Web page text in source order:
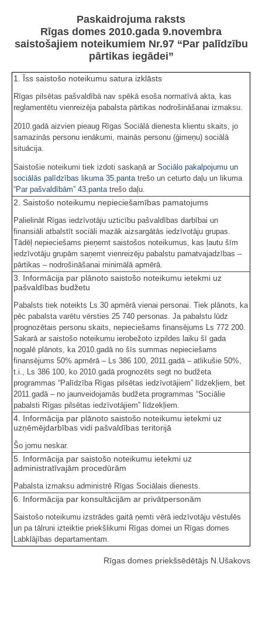
Paskaidrojuma raksts
Rīgas domes 2010.gada 9.novembra
saistošajiem noteikumiem Nr.97 “Par palīdzību
pārtikas iegādei”
1. Īss saistošo noteikumu satura izklāsts
Rīgas pilsētas pašvaldībā nav spēkā esoša normatīvā akta, kas
reglamentētu vienreizēja pabalsta pārtikas nodrošināšanai izmaksu.
2010.gadā aizvien pieaug Rīgas Sociālā dienesta klientu skaits, jo
samazinās personu ienākumi, mainās personu (ģimeņu) sociālā
situācija.
Saistošie noteikumi tiek izdoti saskaņā ar Sociālo pakalpojumu un
sociālās palīdzības likuma 35.panta trešo un ceturto daļu un likuma
“Par pašvaldībām” 43.panta trešo daļu.
2. Saistošo noteikumu nepieciešamības pamatojums
Palielināt Rīgas iedzīvotāju uzticību pašvaldības darbībai un
finansiāli atbalstīt sociāli mazāk aizsargātās iedzīvotāju grupas.
Tādēļ nepieciešams pieņemt saistošos noteikumus, kas ļautu šīm
iedzīvotāju grupām saņemt vienreizēju pabalstu pamatvajadzības –
pārtikas – nodrošināšanai minimālā apmērā.
3. Informācija par plānoto saistošo noteikumu ietekmi uz
pašvaldības budžetu
Pabalsts tiek noteikts Ls 30 apmērā vienai personai. Tiek plānots, ka
pēc pabalsta varētu vērsties 25 740 personas. Ja pabalstu lūdz
prognozētais personu skaits, nepieciešams finansējums Ls 772 200.
Sakarā ar saistošo noteikumu ierobežoto izpildes laiku šī gada
nogalē plānots, ka 2010.gadā no šīs summas nepieciešams
finansējums 50% apmērā – Ls 386 100, 2011.gadā – atlikušie 50%,
t.i., Ls 386 100, ko 2010.gadā prognozēts segt no budžeta
programmas “Palīdzība Rīgas pilsētas iedzīvotājiem” līdzekļiem, bet
2011.gadā – no jaunveidojamās budžeta programmas “Sociālie
pabalsti Rīgas pilsētas iedzīvotājiem” līdzekļiem.
4. Informācija par plānoto saistošo noteikumu ietekmi uz
uzņēmējdarbības vidi pašvaldības teritorijā
Šo jomu neskar.
5. Informācija par saistošo noteikumu ietekmi uz
administratīvajām procedūrām
Pabalsta izmaksu administrē Rīgas Sociālais dienests.
6. Informācija par konsultācijām ar privātpersonām
Saistošo noteikumu izstrādes gaitā ņemti vērā iedzīvotāju vēstulēs
un pa tālruni izteiktie priekšlikumi Rīgas domei un Rīgas domes
Labklājības departamentam.
Rīgas domes priekšsēdētājs N.Ušakovs